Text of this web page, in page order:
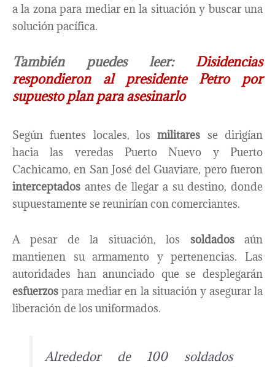
a la zona para mediar en la situación y buscar una
solución pacífica.
También puedes leer: Disidencias
respondieron al presidente Petro por
supuesto plan para asesinarlo
Según fuentes locales, losmilitares se dirigían
hacia las veredas Puerto Nuevo y Puerto
Cachicamo, en San José del Guaviare, pero fueron
interceptados antes de llegar a su destino, donde
supuestamente se reunirían con comerciantes.
A pesar de la situación, los soldadosaún
mantienen su armamento y pertenencias. Las
autoridades han anunciado que se desplegarán
esfuerzospara mediar en la situación y asegurar la
liberación de los uniformados.
Alrededor de 100 soldados